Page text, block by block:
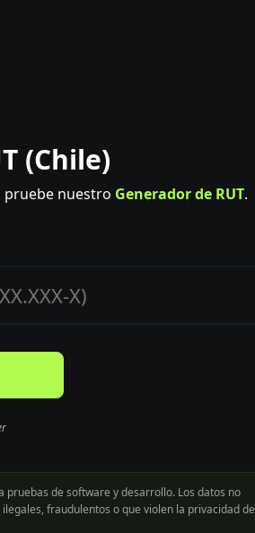
(Chile)
pruebe nuestro Generador de RUT.
de software y desarrollo. Los datos no
fraudulentos o que violen la privacidad de